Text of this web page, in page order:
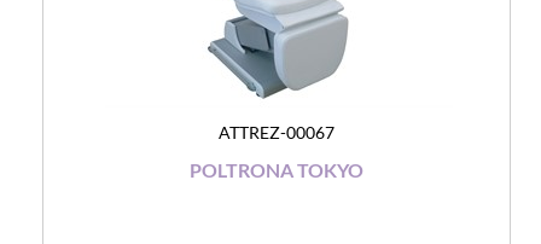
ATTREZ-00067
POLTRONA TOKYO